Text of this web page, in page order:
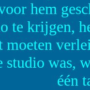
hem
te krijgen,
moeten
studio was,
één